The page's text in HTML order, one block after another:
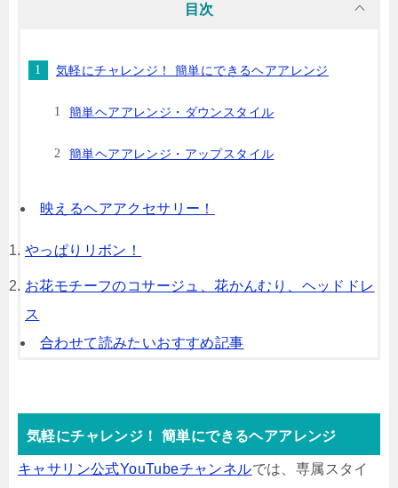
目次
気軽にチャレンジ！ 簡単にできるヘアアレンジ
簡単ヘアアレンジ・ダウンスタイル
簡単ヘアアレンジ・アップスタイル
映えるヘアアクセサリー！
やっぱりリボン！
お花モチーフのコサージュ、花かんむり、ヘッドドレ
ス
合わせて読みたいおすすめ記事
気軽にチャレンジ！ 簡単にできるヘアアレンジ
キャサリン公式YouTubeチャンネルでは、専属スタイ